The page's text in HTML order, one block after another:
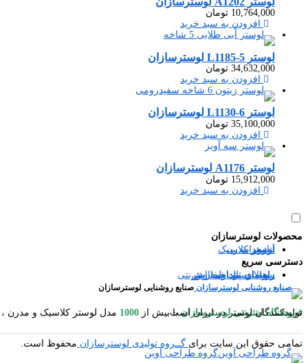
10,764,000 تومان
افزودن به سبد خرید
لوستر L1185-5 لوسترسازان
34,632,000 تومان
افزودن به سبد خرید
لوستر L1130-6 لوسترسازان
35,100,000 تومان
افزودن به سبد خرید
لوستر A1176 لوسترسازان
15,912,000 تومان
افزودن به سبد خرید
محصولات لوسترسازان
لوستر کلاسیک
لوستر مدرن
آباژور
شمعدان
دسترسی سریع
راهنمای ثبت سفارش
رویه ارسال سفارش
راهنمای پرداخت اینترنتی
سوالات متداول
صنایع روشنایی لوسترسازان
فروشگاه اینترنتی لوسترسازانبا بیش از 1000 مدل لوستر کلاسیک و مدرن ، آباژور ایستاده و رومیزی ، شمعدان ، میوه خوری ایستاده و رومیزی ، کنارسالنی ایستاده ، دیوارکوب ، گردسوز و محصولات چوبی یکی از بزرگترین تولیدکنندگان لوستر در ایران است.
تمامی حقوق این سایت برای گــروه تولیدی لوسترسازان محفوظ است.
گروه طراحی آوین